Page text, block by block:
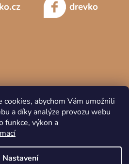
cookies, abychom Vám umožnili
a díky analýze provozu webu
funkce, výkon a
Nastavení
drevko